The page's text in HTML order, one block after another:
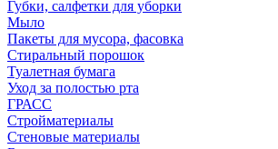
Губки, салфетки для уборки
Мыло
Пакеты для мусора, фасовка
Стиральный порошок
Туалетная бумага
Уход за полостью рта
ГРАСС
Стройматериалы
Стеновые материалы